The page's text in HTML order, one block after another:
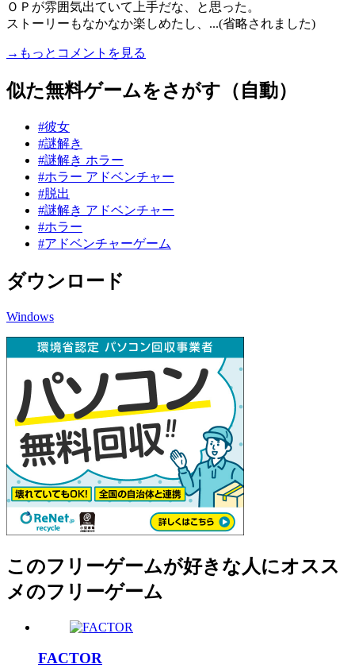
ＯＰが雰囲気出ていて上手だな、と思った。
ストーリーもなかなか楽しめたし、...(省略されました)
→もっとコメントを見る
似た無料ゲームをさがす（自動）
#彼女
#謎解き
#謎解き ホラー
#ホラー アドベンチャー
#脱出
#謎解き アドベンチャー
#ホラー
#アドベンチャーゲーム
ダウンロード
Windows
このフリーゲームが好きな人にオスス
メのフリーゲーム
FACTOR